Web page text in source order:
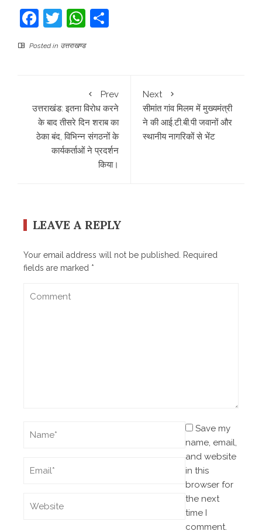
Facebook
TwitterWhatsApp
Posted in उत्तराखण्ड
Prev
उत्तराखंड: इतना विरोध करने
के बाद तीसरे दिन शराब का
ठेका बंद, विभिन्न संगठनों के
कार्यकर्ताओं ने प्रदर्शन
किया।
Next
सीमांत गांव मिलम में मुख्यमंत्री
ने की आई.टी.बी.पी जवानों और
स्थानीय नागरिकों से भेंट
LEAVE A REPLY
Your email address will not be published.
Required
fields are marked *
Save my
name, email,
and website
in this
browser for
the next
time I
comment.